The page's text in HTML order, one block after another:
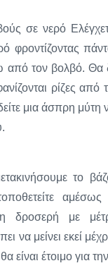
σε νερό
φροντίζοντας
από τον βολβό. Θα
ρίζες
μια άσπρη
το
δροσερή με
να μείνει εκεί
είναι έτοιμο για